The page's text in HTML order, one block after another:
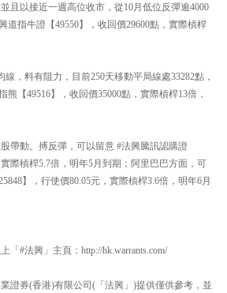
且以接近一週高位收市，從10月低位反彈逾4000
道指牛證【49550】，收回價29600點，實際槓桿
，料有阻力，目前250天移動平局線處33282點，
熊【49516】，收回價35000點，實際槓桿13倍，
帶動。搏反彈，可以留意 #法興騰訊認購證
實際槓桿5.7倍，明年5月到期；阿里巴巴方面，可
】，行使價80.05元，實際槓桿3.6倍，明年6月
「#法興」主頁：http://hk.warrants.com/
證券(香港)有限公司(「法興」)提供僅供參考，並